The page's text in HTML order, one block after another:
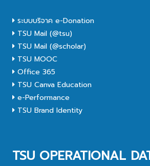
ระบบบริจาค e-Donation
TSU Mail (@tsu)
TSU Mail (@scholar)
TSU MOOC
Office 365
TSU Canva Education
e-Performance
TSU Brand Identity
TSU OPERATIONAL